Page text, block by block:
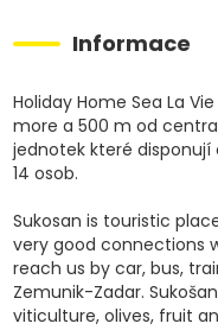
Informace
Holiday Home Sea La
more a 500 m od
jednotek které
14 osob.
Sukosan is touristic
very good connections
reach us by car, bus,
Zemunik-Zadar.
viticulture, olives, fruit